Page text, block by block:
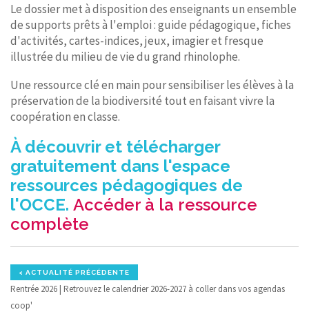
Le dossier met à disposition des enseignants un ensemble
de supports prêts à l'emploi : guide pédagogique, fiches
d'activités, cartes-indices, jeux, imagier et fresque
illustrée du milieu de vie du grand rhinolophe.
Une ressource clé en main pour sensibiliser les élèves à la
préservation de la biodiversité tout en faisant vivre la
coopération en classe.
À découvrir et télécharger
gratuitement dans l'espace
ressources pédagogiques de
l'OCCE. Accéder à la ressource
complète
< ACTUALITÉ PRÉCÉDENTE
Rentrée 2026 | Retrouvez le calendrier 2026-2027 à coller dans vos agendas
coop'